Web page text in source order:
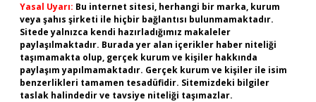
Yasal Uyarı: Bu internet sitesi, herhangi bir marka, kurum
veya şahıs şirketi ile hiçbir bağlantısı bulunmamaktadır.
Sitede yalnızca kendi hazırladığımız makaleler
paylaşılmaktadır. Burada yer alan içerikler haber niteliği
taşımamakta olup, gerçek kurum ve kişiler hakkında
paylaşım yapılmamaktadır. Gerçek kurum ve kişiler ile isim
benzerlikleri tamamen tesadüfidir. Sitemizdeki bilgiler
taslak halindedir ve tavsiye niteliği taşımazlar.